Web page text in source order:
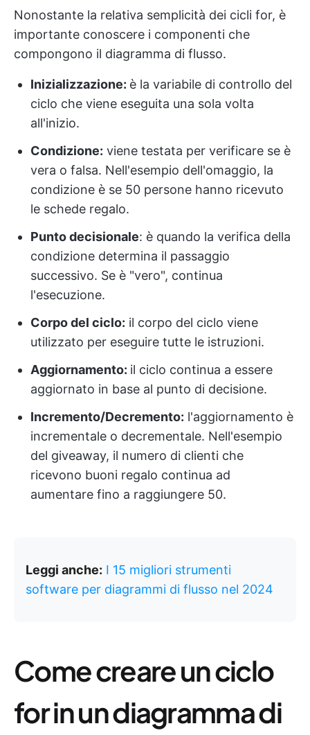
Nonostante la relativa semplicità dei cicli for, è
importante conoscere i componenti che
compongono il diagramma di flusso.
Inizializzazione: è la variabile di controllo del
ciclo che viene eseguita una sola volta
all'inizio.
Condizione: viene testata per verificare se è
vera o falsa. Nell'esempio dell'omaggio, la
condizione è se 50 persone hanno ricevuto
le schede regalo.
Punto decisionale: è quando la verifica della
condizione determina il passaggio
successivo. Se è "vero", continua
l'esecuzione.
Corpo del ciclo: il corpo del ciclo viene
utilizzato per eseguire tutte le istruzioni.
Aggiornamento: il ciclo continua a essere
aggiornato in base al punto di decisione.
Incremento/Decremento: l'aggiornamento è
incrementale o decrementale. Nell'esempio
del giveaway, il numero di clienti che
ricevono buoni regalo continua ad
aumentare fino a raggiungere 50.
Leggi anche: I 15 migliori strumenti
software per diagrammi di flusso nel 2024
Come creare un ciclo
for in un diagramma di